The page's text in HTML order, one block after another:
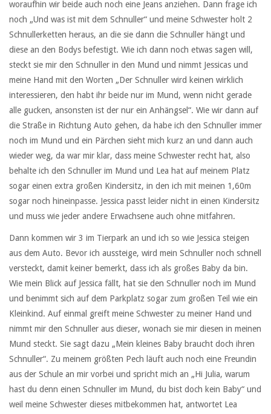
woraufhin wir beide auch noch eine Jeans anziehen. Dann frage ich
noch „Und was ist mit dem Schnuller“ und meine Schwester holt 2
Schnullerketten heraus, an die sie dann die Schnuller hängt und
diese an den Bodys befestigt. Wie ich dann noch etwas sagen will,
steckt sie mir den Schnuller in den Mund und nimmt Jessicas und
meine Hand mit den Worten „Der Schnuller wird keinen wirklich
interessieren, den habt ihr beide nur im Mund, wenn nicht gerade
alle gucken, ansonsten ist der nur ein Anhängsel“. Wie wir dann auf
die Straße in Richtung Auto gehen, da habe ich den Schnuller immer
noch im Mund und ein Pärchen sieht mich kurz an und dann auch
wieder weg, da war mir klar, dass meine Schwester recht hat, also
behalte ich den Schnuller im Mund und Lea hat auf meinem Platz
sogar einen extra großen Kindersitz, in den ich mit meinen 1,60m
sogar noch hineinpasse. Jessica passt leider nicht in einen Kindersitz
und muss wie jeder andere Erwachsene auch ohne mitfahren.
Dann kommen wir 3 im Tierpark an und ich so wie Jessica steigen
aus dem Auto. Bevor ich aussteige, wird mein Schnuller noch schnell
versteckt, damit keiner bemerkt, dass ich als großes Baby da bin.
Wie mein Blick auf Jessica fällt, hat sie den Schnuller noch im Mund
und benimmt sich auf dem Parkplatz sogar zum großen Teil wie ein
Kleinkind. Auf einmal greift meine Schwester zu meiner Hand und
nimmt mir den Schnuller aus dieser, wonach sie mir diesen in meinen
Mund steckt. Sie sagt dazu „Mein kleines Baby braucht doch ihren
Schnuller“. Zu meinem größten Pech läuft auch noch eine Freundin
aus der Schule an mir vorbei und spricht mich an „Hi Julia, warum
hast du denn einen Schnuller im Mund, du bist doch kein Baby“ und
weil meine Schwester dieses mitbekommen hat, antwortet Lea